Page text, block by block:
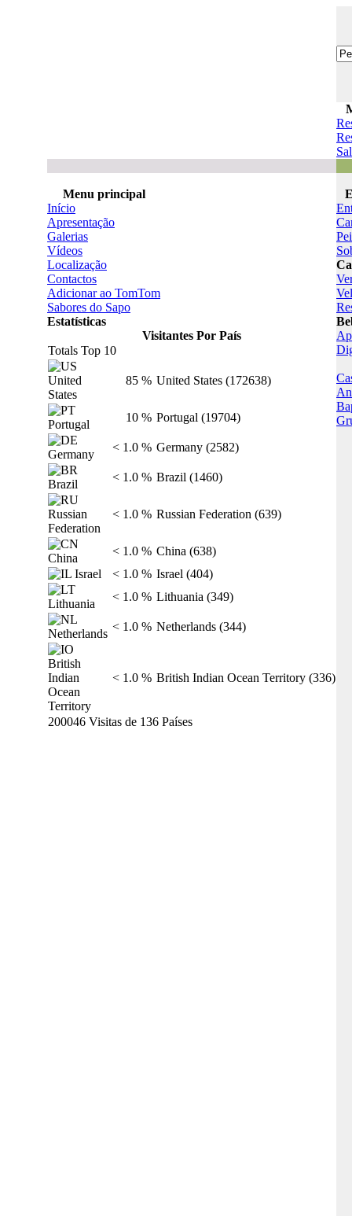
Menu principal
Início
Apresentação
Galerias
Vídeos
Localização
Contactos
Adicionar ao TomTom
Sabores do Sapo
Estatísticas
Visitantes Por País
Totals Top 10
85 % United States (172638)
10 % Portugal (19704)
< 1.0 % Germany (2582)
< 1.0 % Brazil (1460)
< 1.0 % Russian Federation (639)
< 1.0 % China (638)
< 1.0 % Israel (404)
< 1.0 % Lithuania (349)
< 1.0 % Netherlands (344)
< 1.0 % British Indian Ocean Territory (336)
200046 Visitas de 136 Países